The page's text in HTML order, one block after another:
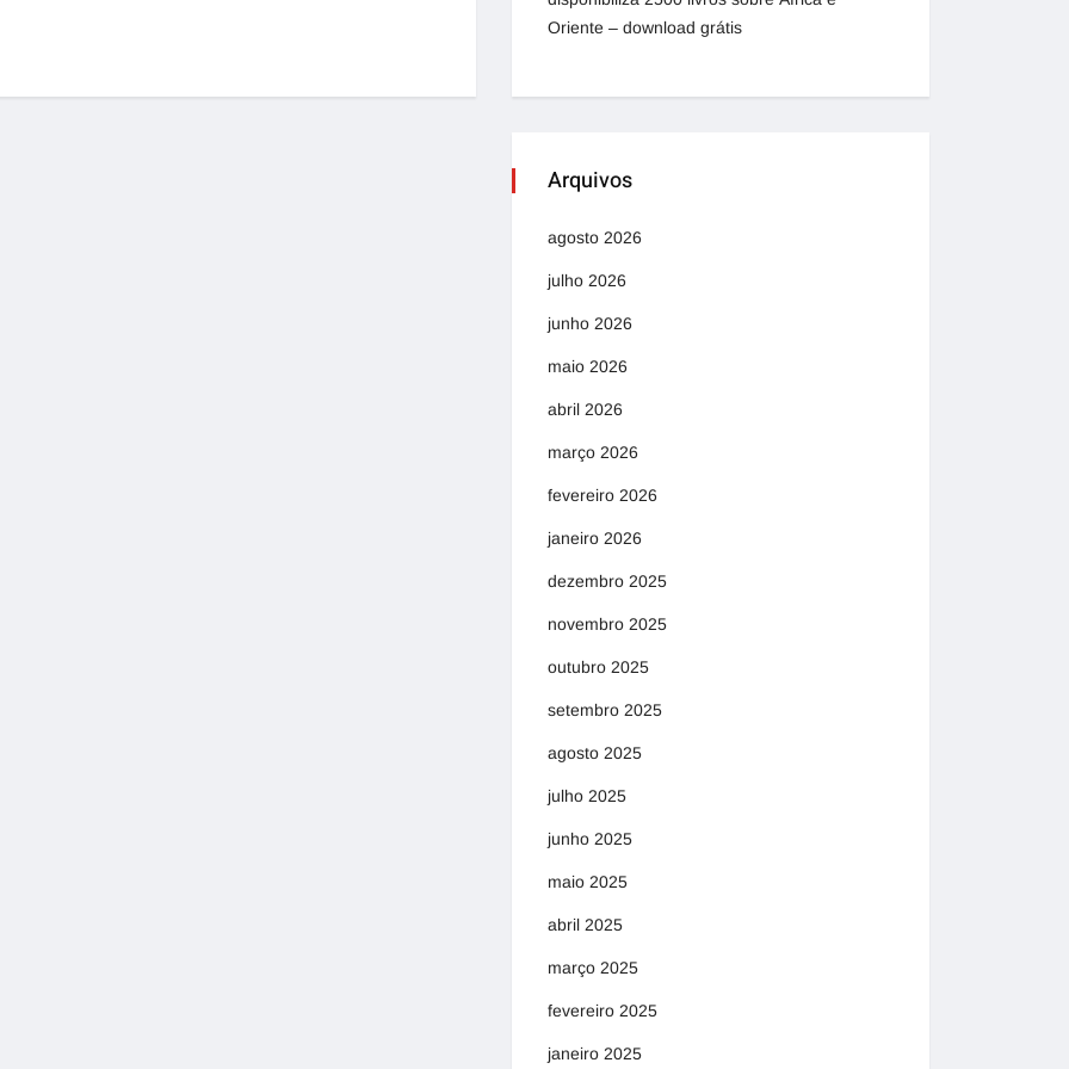
Oriente – download grátis
Arquivos
agosto 2026
julho 2026
junho 2026
maio 2026
abril 2026
março 2026
fevereiro 2026
janeiro 2026
dezembro 2025
novembro 2025
outubro 2025
setembro 2025
agosto 2025
julho 2025
junho 2025
maio 2025
abril 2025
março 2025
fevereiro 2025
janeiro 2025